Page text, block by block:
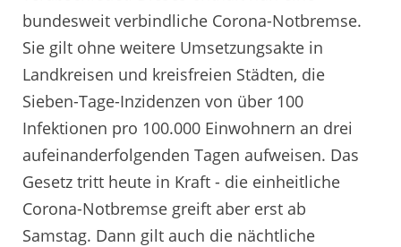
bundesweit verbindliche Corona-Notbremse.
Sie gilt ohne weitere Umsetzungsakte in
Landkreisen und kreisfreien Städten, die
Sieben-Tage-Inzidenzen von über 100
Infektionen pro 100.000 Einwohnern an drei
aufeinanderfolgenden Tagen aufweisen. Das
Gesetz tritt heute in Kraft - die einheitliche
Corona-Notbremse greift aber erst ab
Samstag. Dann gilt auch die nächtliche